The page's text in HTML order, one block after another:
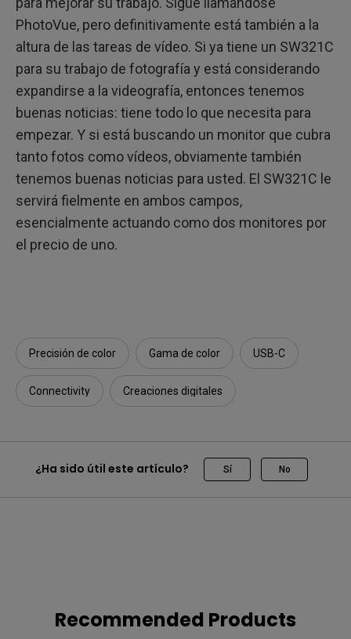
PhotoVue, pero definitivamente está también a la
altura de las tareas de vídeo. Si ya tiene un SW321C
para su trabajo de fotografía y está considerando
expandirse a la videografía, entonces tenemos
buenas noticias: tiene todo lo que necesita para
empezar. Y si está buscando un monitor que cubra
tanto fotos como vídeos, obviamente también
tenemos buenas noticias para usted. El SW321C le
servirá fielmente en ambos campos,
esencialmente actuando como dos monitores por
el precio de uno.
Precisión de color Gama de color USB-C
Connectivity Creaciones digitales
¿Ha sido útil este artículo? Sí No
Recommended Products